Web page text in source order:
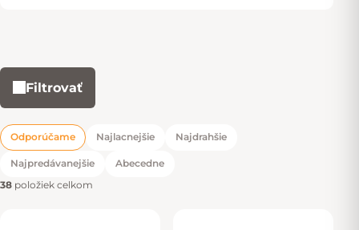
Filtrovať
Radenie produktov
Odporúčame Najlacnejšie Najdrahšie
Najpredávanejšie
Abecedne
38 položiek celkom
Výpis produktov